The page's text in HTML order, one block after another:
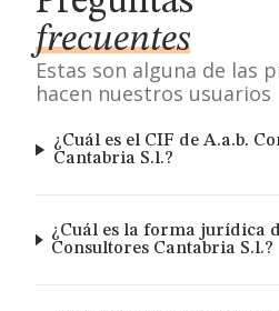
frecuentes
Estas son alguna de las
hacen nuestros usuarios
¿Cuál es el CIF de A.a.b.
Cantabria S.l.?
¿Cuál es la forma jurídica
Consultores Cantabria S.l.?